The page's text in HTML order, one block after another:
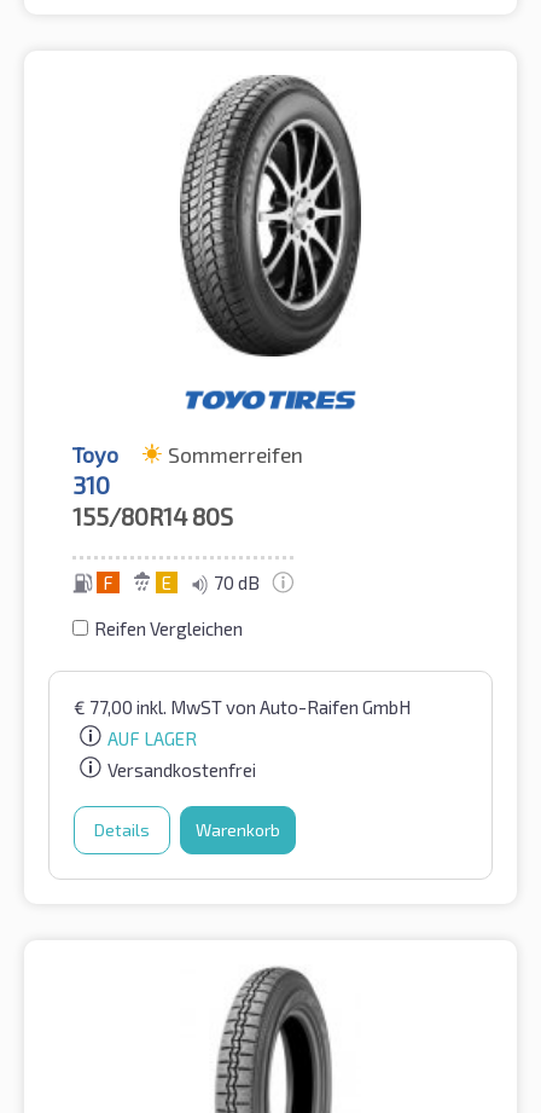
Toyo Sommerreifen
310
155/80R14 80S
F E 70 dB
Reifen Vergleichen
€ 77,00 inkl. MwSTvon Auto-Raifen GmbH
AUF LAGER
Versandkostenfrei
Details Warenkorb